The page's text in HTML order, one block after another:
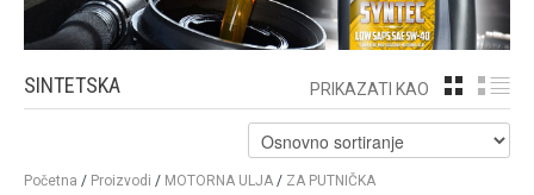
SINTETSKA PRIKAZATI KAO GRID
Početna / Proizvodi / MOTORNA ULJA / ZA PUTNIČKA